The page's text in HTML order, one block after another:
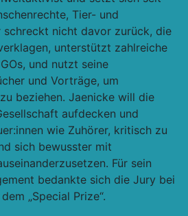
Tier- und
schreckt nicht davor zurück, die
unterstützt zahlreiche
und nutzt seine
und Vorträge, um
beziehen. Jaenicke will die
aufdecken und
wie Zuhörer, kritisch zu
sich bewusster mit
Für sein
bedankte sich die Jury bei
„Special Prize“.